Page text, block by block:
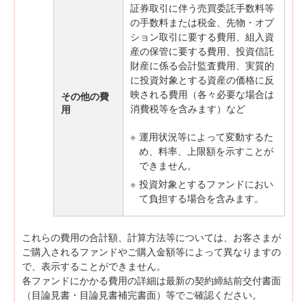
その他の費
用
証券取引に伴う売買委託手数料等
の手数料または税金、先物・オプ
ション取引に要する費用、組入資
産の保管に要する費用、投資信託
財産に係る会計監査費用、実質的
に投資対象とする資産の価格に反
映される費用（各々必要な場合は
消費税等を含みます）など
※ 運用状況等によって変動するた
め、料率、上限額を示すことが
できません。
※ 投資対象とするファンドにおい
て負担する場合を含みます。
これらの費用の合計額、計算方法等については、お客さまが
ご購入されるファンドやご購入金額等によって異なりますの
で、表示することができません。
各ファンドにかかる費用の詳細は最新の契約締結前交付書面
（目論見書・目論見書補完書面）等でご確認ください。